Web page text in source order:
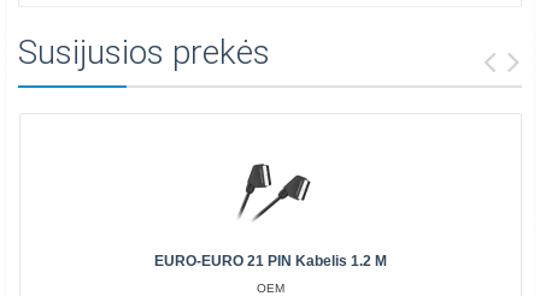
Susijusios prekės
EURO-EURO 21 PIN Kabelis 1.2 M
OEM